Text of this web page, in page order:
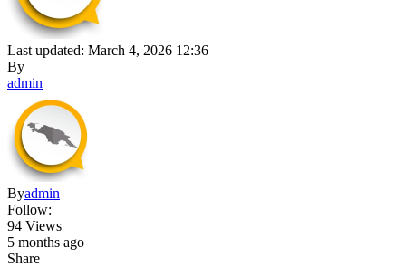
Last updated: March 4, 2026 12:36
By
admin
Byadmin
Follow:
94 Views
5 months ago
Share